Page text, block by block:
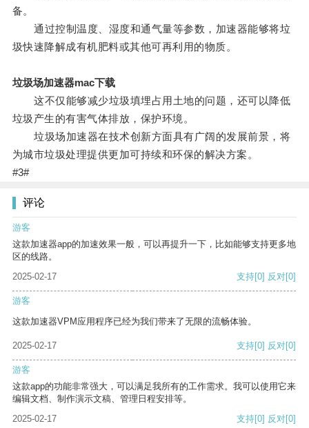
备。
通过控制温度、湿度和通气量等参数，加速器能够将垃
圾快速降解成有机肥料或其他可再利用的物质。
垃圾场加速器mac下载
这不仅能够减少垃圾填埋占用土地的问题，还可以降低
垃圾产生的有害气体排放，保护环境。
垃圾场加速器在技术创新方面具有广阔的发展前景，将
为城市垃圾处理提供更加可持续和环保的解决方案。
#3#
评论
游客
这款加速器app的加速效果一般，可以再提升一下，比如能够支持更多地
区的线路。
2025-02-17
支持[0] 反对[0]
游客
这款加速器VPM应用程序已经为我们带来了无限的流畅体验。
2025-02-17 支持[0] 反对[0]
游客
这款app的功能非常强大，可以满足我所有的工作需求。我可以使用它来
编辑文档、制作演示文稿、管理日程安排等。
2025-02-17
支持[0] 反对[0]